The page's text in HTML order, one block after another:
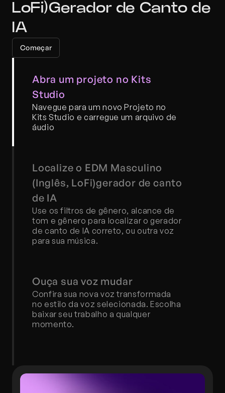
LoFi)Gerador de Canto de
IA
Começar
Abra um projeto no Kits
Studio
Navegue para um novo Projeto no
Kits Studio e carregue um arquivo de
áudio
Localize o EDM Masculino
(Inglês, LoFi)gerador de canto
de IA
Use os filtros de gênero, alcance de
tom e gênero para localizar o gerador
de canto de IA correto, ou outra voz
para sua música.
Ouça sua voz mudar
Confira sua nova voz transformada
no estilo da voz selecionada. Escolha
baixar seu trabalho a qualquer
momento.